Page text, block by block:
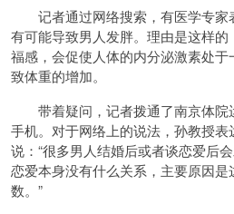
记者通过网络搜索，有医学专家
有可能导致男人发胖。理由是这样
福感，会促使人体的内分泌激素处
致体重的增加。
带着疑问，记者拨通了南京体院
手机。对于网络上的说法，孙教授
说：“很多男人结婚后或者谈恋爱后
恋爱本身没有什么关系，主要原因
数。”